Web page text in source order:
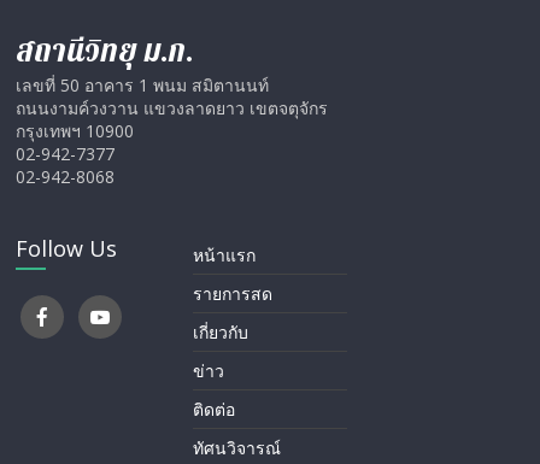
สถานีวิทยุ ม.ก.
เลขที่ 50 อาคาร 1 พนม สมิตานนท์
ถนนงามค์วงวาน แขวงลาดยาว เขตจตุจักร
กรุงเทพฯ 10900
02-942-7377
02-942-8068
Follow Us
หน้าแรก
รายการสด
เกี่ยวกับ
ข่าว
ติดต่อ
ทัศนวิจารณ์